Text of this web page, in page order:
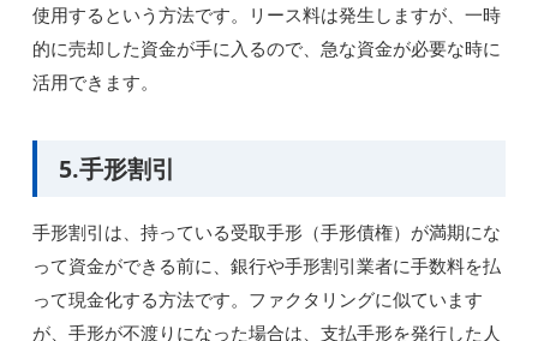
使用するという方法です。リース料は発生しますが、一時
的に売却した資金が手に入るので、急な資金が必要な時に
活用できます。
5.手形割引
手形割引は、持っている受取手形（手形債権）が満期にな
って資金ができる前に、銀行や手形割引業者に手数料を払
って現金化する方法です。ファクタリングに似ています
が、手形が不渡りになった場合は、支払手形を発行した人